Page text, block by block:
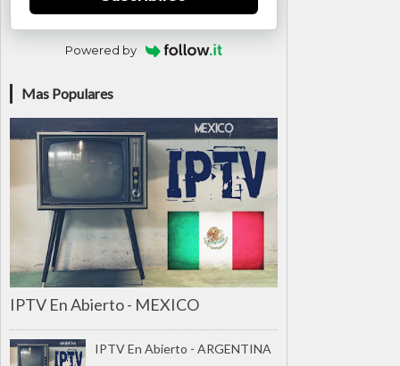
Powered by
Mas Populares
IPTV En Abierto - MEXICO
IPTV En Abierto - ARGENTINA